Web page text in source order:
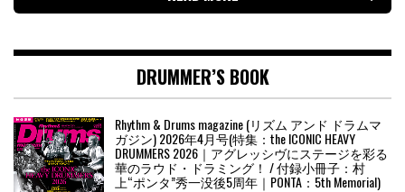
DRUMMER’S BOOK
Rhythm & Drums magazine (リズム アンド ドラムマ
ガジン) 2026年4月号(特集：the ICONIC HEAVY
DRUMMERS 2026｜アグレッシヴにステージを彩る
華のラウド・ドラミング！ / 付録小冊子：村
上“ポンタ”秀一没後5周年｜PONTA：5th Memorial)